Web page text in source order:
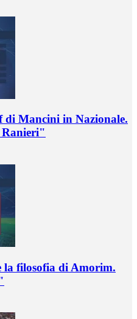
di Mancini in Nazionale.
Ranieri"
filosofia di Amorim.